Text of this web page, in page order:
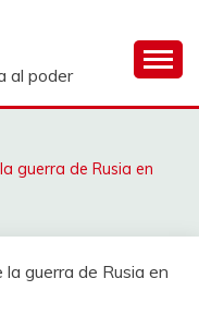
al poder
guerra de Rusia en